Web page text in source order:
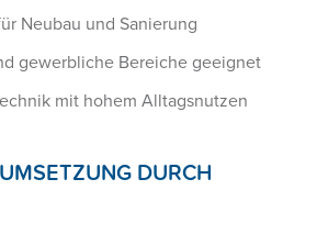
Neubau und Sanierung
gewerbliche Bereiche geeignet
mit hohem Alltagsnutzen
DURCH